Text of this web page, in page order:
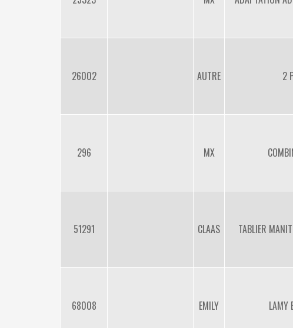
26002 AUTRE 2
296 MX
51291 CLAAS TABLIER
68008 EMILY LAMY